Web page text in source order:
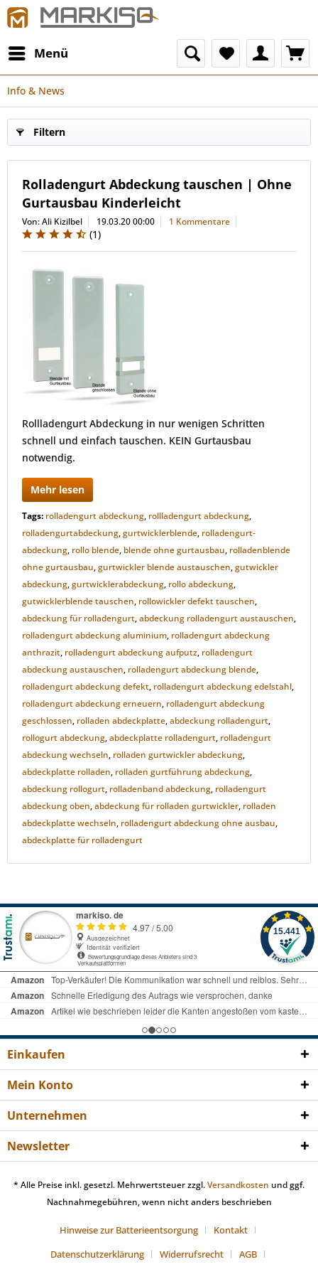
Menü
Info & News
Filtern
Rolladengurt Abdeckung tauschen | Ohne
Gurtausbau Kinderleicht
Von: Ali Kizilbel 19.03.20 00:00 1 Kommentare
(1)
Rollladengurt Abdeckung in nur wenigen Schritten
schnell und einfach tauschen. KEIN Gurtausbau
notwendig.
Mehr lesen
Tags: rolladengurt abdeckung, rollladengurt abdeckung,
rolladengurtabdeckung,gurtwicklerblende, rolladengurt-
abdeckung, rollo blende, blende ohne gurtausbau, rolladenblende
ohne gurtausbau,gurtwickler blende austauschen,gutwickler
abdeckung,gurtwicklerabdeckung, rollo abdeckung,
gutwicklerblende tauschen, rollowickler defekt tauschen,
abdeckung für rolladengurt,abdeckung rolladengurt austauschen,
rolladengurt abdeckung aluminium, rolladengurt abdeckung
anthrazit, rolladengurt abdeckung aufputz, rolladengurt
abdeckung austauschen, rolladengurt abdeckung blende,
rolladengurt abdeckung defekt, rolladengurt abdeckung edelstahl,
rolladengurt abdeckung erneuern, rolladengurt abdeckung
geschlossen, rolladen abdeckplatte,abdeckung rolladengurt,
rollogurt abdeckung,abdeckplatte rolladengurt, rolladengurt
abdeckung wechseln, rolladen gurtwickler abdeckung,
abdeckplatte rolladen, rolladen gurtführung abdeckung,
abdeckung rollogurt, rolladenband abdeckung, rolladengurt
abdeckung oben,abdeckung für rolladen gurtwickler, rolladen
abdeckplatte wechseln, rolladengurt abdeckung ohne ausbau,
abdeckplatte für rolladengurt
Einkaufen
Mein Konto
Unternehmen
Newsletter
* Alle Preise inkl. gesetzl. Mehrwertsteuer zzgl.Versandkosten und ggf.
Nachnahmegebühren, wenn nicht anders beschrieben
Hinweise zur Batterieentsorgung
Kontakt
Datenschutzerklärung
Widerrufsrecht
AGB